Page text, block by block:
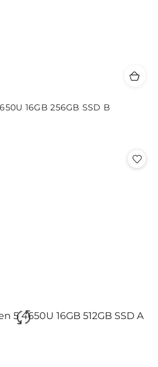
16GB 256GB SSD B